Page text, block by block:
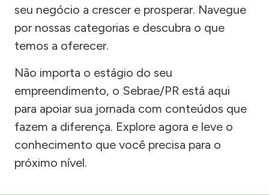
seu negócio a crescer e prosperar. Navegue
por nossas categorias e descubra o que
temos a oferecer.
Não importa o estágio do seu
empreendimento, o Sebrae/PR está aqui
para apoiar sua jornada com conteúdos que
fazem a diferença. Explore agora e leve o
conhecimento que você precisa para o
próximo nível.